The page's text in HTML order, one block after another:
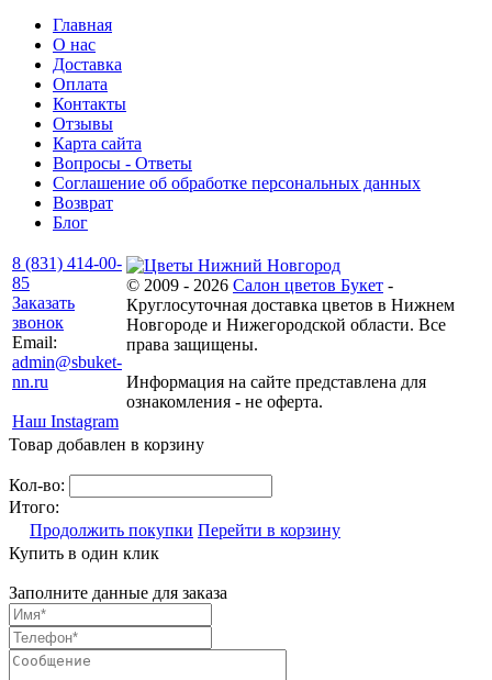
Главная
О нас
Доставка
Оплата
Контакты
Отзывы
Карта сайта
Вопросы - Ответы
Соглашение об обработке персональных данных
Возврат
Блог
8 (831) 414-00-
85
Заказать
звонок
Email:
admin@sbuket-
nn.ru
Наш Instagram
© 2009 - 2026 Салон цветов Букет -
Круглосуточная доставка цветов в Нижнем
Новгороде и Нижегородской области. Все
права защищены.
Информация на сайте представлена для
ознакомления - не оферта.
Товар добавлен в корзину
Кол-во:
Итого:
Продолжить покупки Перейти в корзину
Купить в один клик
Заполните данные для заказа